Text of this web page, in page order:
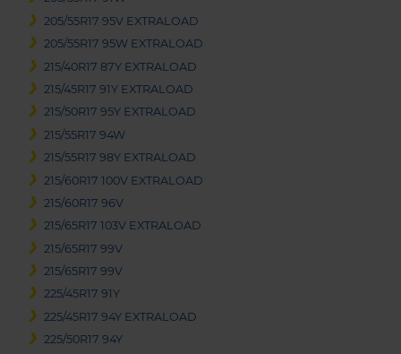
205/55R17 95V EXTRALOAD
205/55R17 95W EXTRALOAD
215/40R17 87Y EXTRALOAD
215/45R17 91Y EXTRALOAD
215/50R17 95Y EXTRALOAD
215/55R17 94W
215/55R17 98Y EXTRALOAD
215/60R17 100V EXTRALOAD
215/60R17 96V
215/65R17 103V EXTRALOAD
215/65R17 99V
215/65R17 99V
225/45R17 91Y
225/45R17 94Y EXTRALOAD
225/50R17 94Y